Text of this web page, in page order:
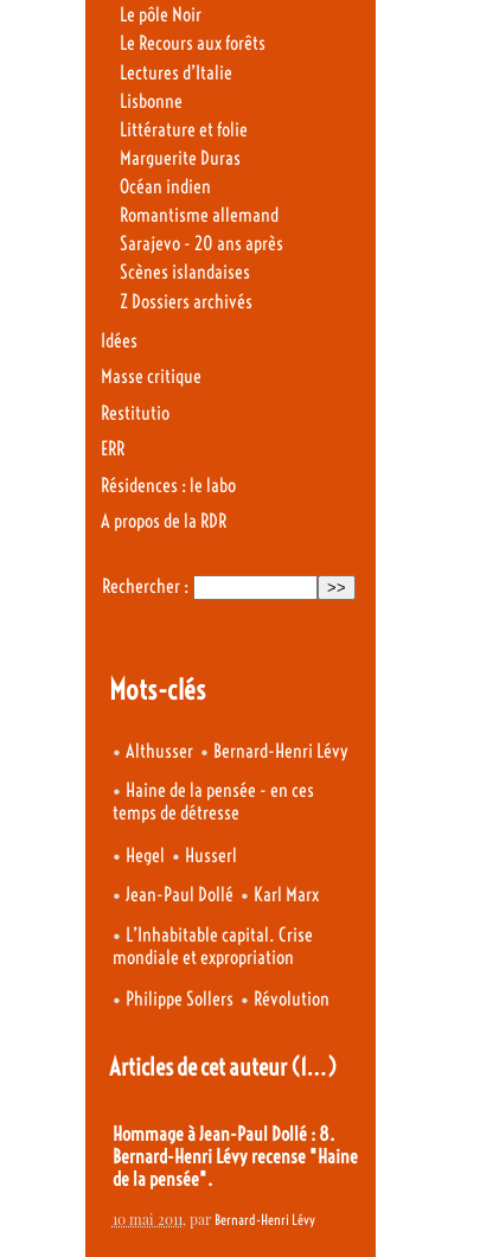
Le pôle Noir
Le Recours aux forêts
Lectures d’Italie
Lisbonne
Littérature et folie
Marguerite Duras
Océan indien
Romantisme allemand
Sarajevo - 20 ans après
Scènes islandaises
Z Dossiers archivés
Idées
Masse critique
Restitutio
ERR
Résidences : le labo
A propos de la RDR
Rechercher :
Mots-clés
• Althusser • Bernard-Henri Lévy
• Haine de la pensée - en ces
temps de détresse
• Hegel • Husserl
• Jean-Paul Dollé • Karl Marx
• L’Inhabitable capital. Crise
mondiale et expropriation
• Philippe Sollers • Révolution
Articles de cet auteur(1…)
Hommage à Jean-Paul Dollé : 8.
Bernard-Henri Lévy recense "Haine
de la pensée".
10 mai 2011, par Bernard-Henri Lévy